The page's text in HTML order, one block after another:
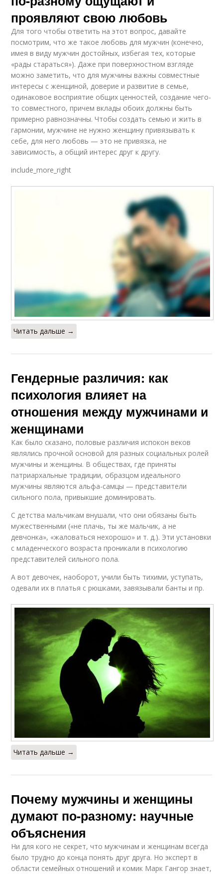
проявляют свою любовь
Для того чтобы ответить на этот вопрос, давайте
посмотрим, что же такое любовь для мужчин (конечно,
имея в виду мужчин достойных, избегая тех, которые
«рады стараться»). Даже при поверхностном взгляде
можно заметить, что для мужчины важны совместные
интересы с женщиной, доверие и развитие в семье,
одинаковое восприятие общих ценностей, создание чего-
то совместного, причем вклады обоих должны быть
примерно равнозначны. Чтобы создать семью и жить в
гармонии, мужчине не нужно женщину привязывать к
себе, для него любовь — это не привязка, не
зависимость, а общий интерес друг к другу.
include_more_right
Читать дальше →
Гендерные различия: как
психология влияет на
отношения между мужчинами и
женщинами
Как было сказано, половые различия испокон веков
являлись прочной основой для разных социальных ролей
мужчины и женщины. В обществах, где приняты
патриархальные традиции, образцом идеального
мужчины являются альфа-самцы — представители
сильного пола, привыкшие доминировать.
С детства мальчикам внушали, что они обязаны быть
мужественными («не плачь, ты же мальчик, а не
девчонка», «жаловаться нехорошо» и т. д.). Эти установки
с младенческого возраста проникали в психологию
представителей сильного пола.
А вот девочек, наоборот, учили быть тихими, уступать,
одевали их в платья с рюшками, завязывали банты и пр.
Читать дальше →
Почему мужчины и женщины
думают по-разному: научные
объяснения
Ни для кого не секрет, что мужчинам и женщинам всегда
было трудно до конца понять друг друга. Но эксперт в
области семейных отношений и комик Марк Гангор знает,